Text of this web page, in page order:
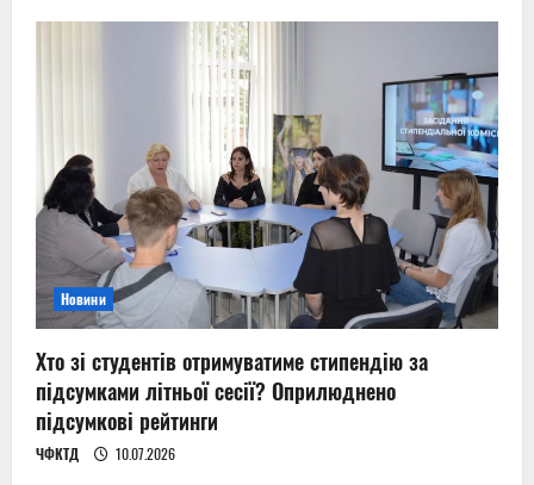
Новини
Хто зі студентів отримуватиме стипендію за
підсумками літньої сесії? Оприлюднено
підсумкові рейтинги
ЧФКТД 10.07.2026